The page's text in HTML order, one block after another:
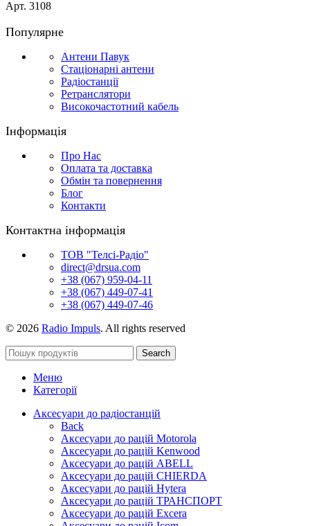
Арт. 3108
Популярне
Антени Павук
Стаціонарні антени
Радіостанції
Ретранслятори
Високочастотний кабель
Інформація
Про Нас
Оплата та доставка
Обмін та повернення
Блог
Контакти
Контактна інформація
ТОВ "Телсі-Радіо"
direct@drsua.com
+38 (067) 959-04-11
+38 (067) 449-07-41
+38 (067) 449-07-46
© 2026 Radio Impuls. All rights reserved
Search
Меню
Категорії
Аксесуари до радіостанцій
Back
Аксесуари до рацій Motorola
Аксесуари до рацій Kenwood
Аксесуари до рацій ABELL
Аксесуари до рацій CHIERDA
Аксесуари до рацій Hytera
Аксесуари до рацій ТРАНСПОРТ
Аксесуари до рацій Excera